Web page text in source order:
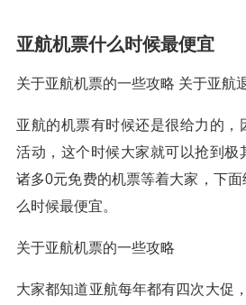
亚航机票什么时候最便宜
关于亚航机票的一些攻略 关于亚航
亚航的机票有时候还是很给力的，
活动，这个时候大家就可以抢到极
诸多0元免费的机票等着大家，下
么时候最便宜。
关于亚航机票的一些攻略
大家都知道亚航每年都有四次大促